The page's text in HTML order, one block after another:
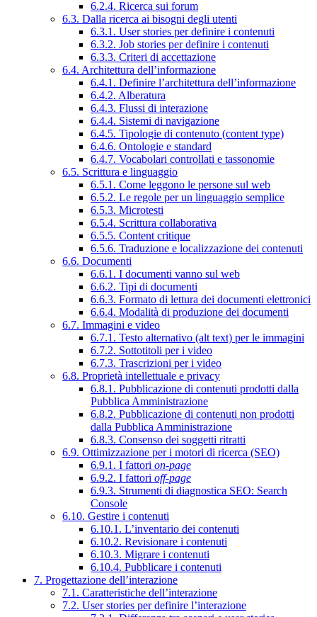
6.2.4. Ricerca sui forum
6.3. Dalla ricerca ai bisogni degli utenti
6.3.1. User stories per definire i contenuti
6.3.2. Job stories per definire i contenuti
6.3.3. Criteri di accettazione
6.4. Architettura dell’informazione
6.4.1. Definire l’architettura dell’informazione
6.4.2. Alberatura
6.4.3. Flussi di interazione
6.4.4. Sistemi di navigazione
6.4.5. Tipologie di contenuto (content type)
6.4.6. Ontologie e standard
6.4.7. Vocabolari controllati e tassonomie
6.5. Scrittura e linguaggio
6.5.1. Come leggono le persone sul web
6.5.2. Le regole per un linguaggio semplice
6.5.3. Microtesti
6.5.4. Scrittura collaborativa
6.5.5. Content critique
6.5.6. Traduzione e localizzazione dei contenuti
6.6. Documenti
6.6.1. I documenti vanno sul web
6.6.2. Tipi di documenti
6.6.3. Formato di lettura dei documenti elettronici
6.6.4. Modalità di produzione dei documenti
6.7. Immagini e video
6.7.1. Testo alternativo (alt text) per le immagini
6.7.2. Sottotitoli per i video
6.7.3. Trascrizioni per i video
6.8. Proprietà intellettuale e privacy
6.8.1. Pubblicazione di contenuti prodotti dalla
Pubblica Amministrazione
6.8.2. Pubblicazione di contenuti non prodotti
dalla Pubblica Amministrazione
6.8.3. Consenso dei soggetti ritratti
6.9. Ottimizzazione per i motori di ricerca (SEO)
6.9.1. I fattori on-page
6.9.2. I fattori off-page
6.9.3. Strumenti di diagnostica SEO: Search
Console
6.10. Gestire i contenuti
6.10.1. L’inventario dei contenuti
6.10.2. Revisionare i contenuti
6.10.3. Migrare i contenuti
6.10.4. Pubblicare i contenuti
7. Progettazione dell’interazione
7.1. Caratteristiche dell’interazione
7.2. User stories per definire l’interazione